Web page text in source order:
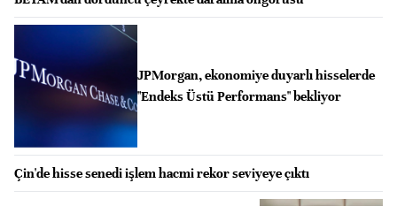
JPMorgan, ekonomiye duyarlı hisselerde
"Endeks Üstü Performans" bekliyor
Çin'de hisse senedi işlem hacmi rekor seviyeye çıktı